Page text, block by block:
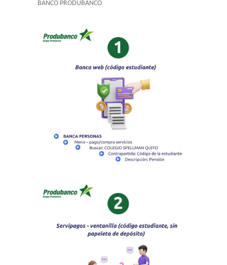
BANCO PRODUBANCO